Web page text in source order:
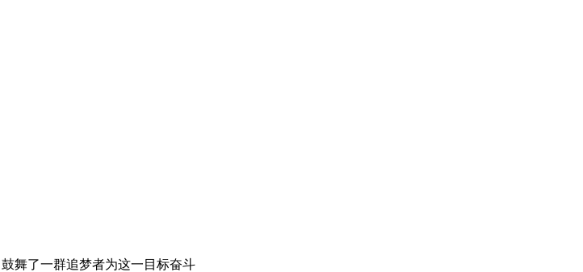
舞了一群追梦者为这一目标奋斗